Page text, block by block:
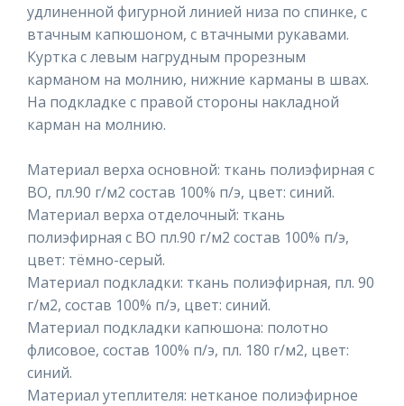
удлиненной фигурной линией низа по спинке, с
втачным капюшоном, с втачными рукавами.
Куртка с левым нагрудным прорезным
карманом на молнию, нижние карманы в швах.
На подкладке с правой стороны накладной
карман на молнию.
Материал верха основной: ткань полиэфирная с
ВО, пл.90 г/м2 состав 100% п/э, цвет: синий.
Материал верха отделочный: ткань
полиэфирная с ВО пл.90 г/м2 состав 100% п/э,
цвет: тёмно-серый.
Материал подкладки: ткань полиэфирная, пл. 90
г/м2, состав 100% п/э, цвет: синий.
Материал подкладки капюшона: полотно
флисовое, состав 100% п/э, пл. 180 г/м2, цвет:
синий.
Материал утеплителя: нетканое полиэфирное